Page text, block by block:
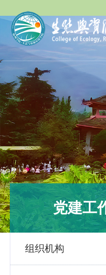
党建工
组织机构